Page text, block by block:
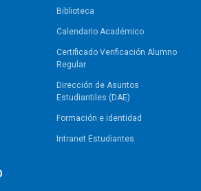
Biblioteca
Calendario Académico
Certificado Verificación Alumno
Regular
Dirección de Asuntos
Estudiantiles (DAE)
Formación e identidad
Intranet Estudiantes